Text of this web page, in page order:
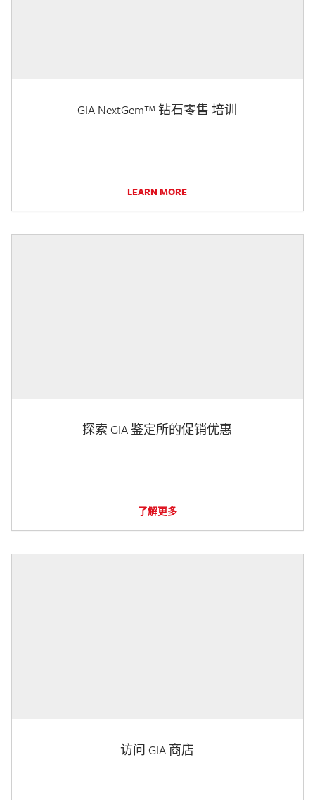
GIA NextGem™ 钻石零售 培训
LEARN MORE
探索 GIA 鉴定所的促销优惠
了解更多
访问 GIA 商店